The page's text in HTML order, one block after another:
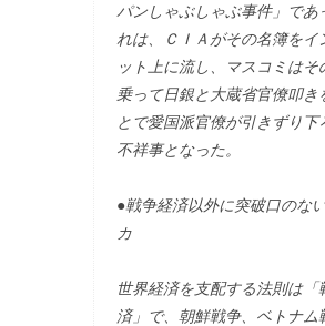
パンしゃぶしゃぶ事件」であ
れは、ＣＩＡがその名簿をイ
ット上に流し、マスコミはそ
乗って日銀と大蔵省官僚叩き
とで愛国派官僚が引きずり下
不祥事となった。
●戦争経済以外に突破口のな
カ
世界経済を支配する法則は「
済」で、朝鮮戦争、ベトナム